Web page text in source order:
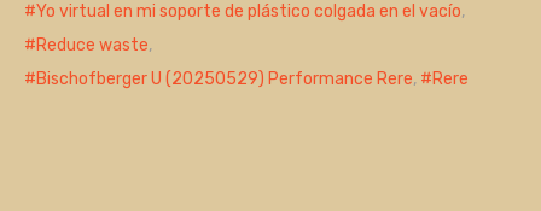
Yo virtual en mi soporte de plástico colgada en el vacío,
Reduce waste,
Bischofberger U (20250529) Performance Rere, Rere